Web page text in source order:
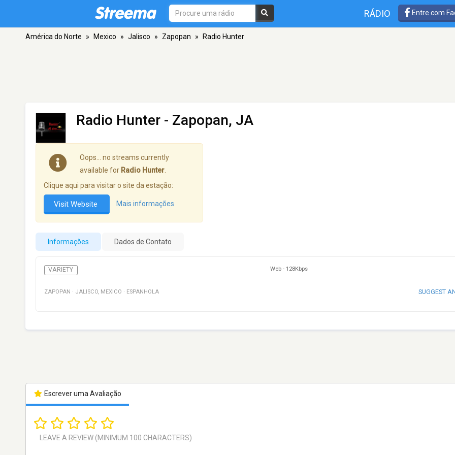
RÁDIO Entre com
América do Norte » Mexico » Jalisco » Zapopan » Radio Hunter
Radio Hunter - Zapopan, JA
Oops… no streams currently
available for Radio Hunter
Clique aqui para visitar o site da estação:
Visit Website Mais informações
Informações Dados de Contato
VARIETY Web - 128Kbps
ZAPOPAN · JALISCO, MEXICO · ESPANHOLA SUGGEST
Escrever uma Avaliação